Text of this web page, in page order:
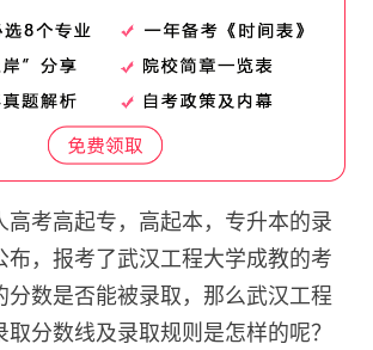
高考高起专，高起本，专升本的录
布，报考了武汉工程大学成教的考
分数是否能被录取，那么武汉工程
分数线及录取规则是怎样的呢？